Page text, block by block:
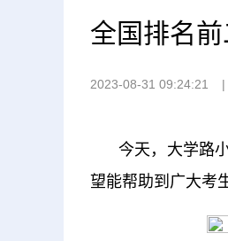
全国排名
2023-08-31 09:24:21
今天，大学路
望能帮助到广大考